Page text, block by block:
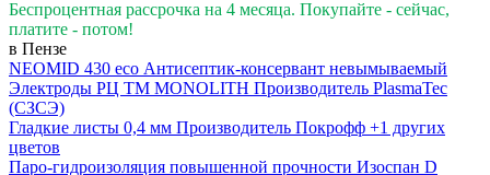
Беспроцентная рассрочка на 4 месяца. Покупайте - сейчас,
платите - потом!
в Пензе
NEOMID 430 eco Антисептик-консервант невымываемый
Электроды РЦ ТМ MONOLITH Производитель PlasmaTec
(СЗСЭ)
Гладкие листы 0,4 мм Производитель Покрофф +1 других
цветов
Паро-гидроизоляция повышенной прочности Изоспан D